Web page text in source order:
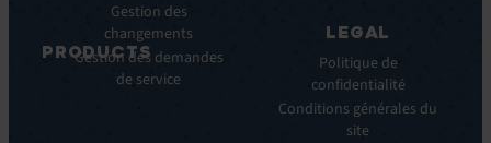
PRODUCTS
Gestion des
changements
Gestion des demandes
de service
Communiqués
presse
LEGAL
Politique de
confidentialité
Conditions générales du
site